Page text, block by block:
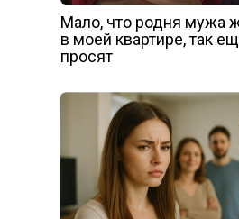
Мало, что родня мужа
в моей квартире, так
просят